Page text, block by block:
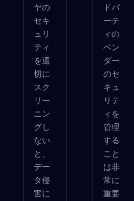
ヤの
セキ
ュリ
ティ
を適
切に
スク
リー
ニン
グし
ない
と、
デー
タ侵
害に
ドパ
ーテ
ィの
ベン
ダー
のセ
キュ
リテ
ィを
管理
する
こと
は非
常に
重要